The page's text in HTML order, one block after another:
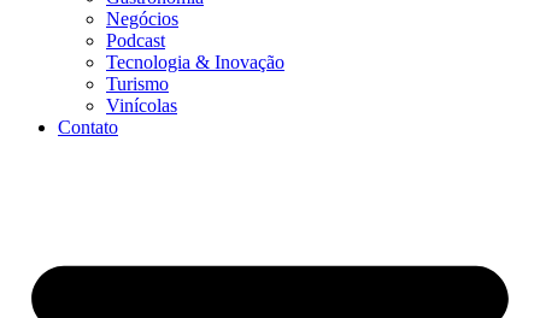
Negócios
Podcast
Tecnologia & Inovação
Turismo
Vinícolas
Contato